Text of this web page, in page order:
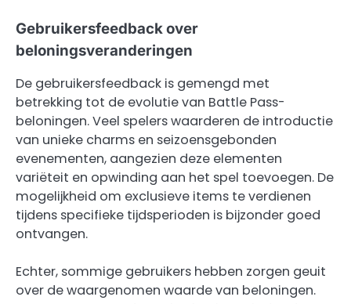
Gebruikersfeedback over
beloningsveranderingen
De gebruikersfeedback is gemengd met
betrekking tot de evolutie van Battle Pass-
beloningen. Veel spelers waarderen de introductie
van unieke charms en seizoensgebonden
evenementen, aangezien deze elementen
variëteit en opwinding aan het spel toevoegen. De
mogelijkheid om exclusieve items te verdienen
tijdens specifieke tijdsperioden is bijzonder goed
ontvangen.
Echter, sommige gebruikers hebben zorgen geuit
over de waargenomen waarde van beloningen.